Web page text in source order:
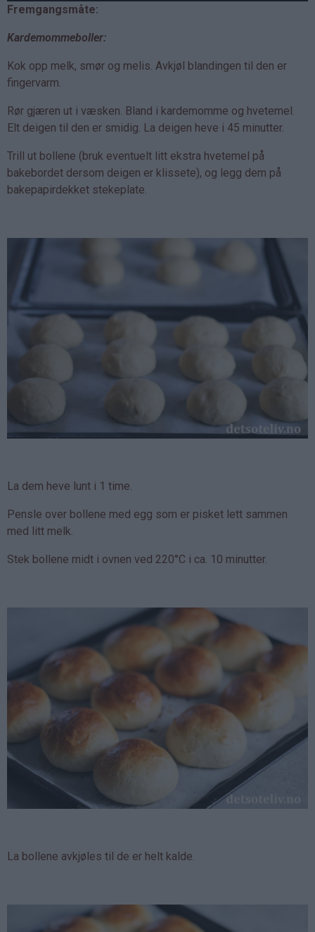
Fremgangsmåte:
Kardemommeboller:
Kok opp melk, smør og melis. Avkjøl blandingen til den er
fingervarm.
Rør gjæren ut i væsken. Bland i kardemomme og hvetemel.
Elt deigen til den er smidig. La deigen heve i 45 minutter.
Trill ut bollene (bruk eventuelt litt ekstra hvetemel på
bakebordet dersom deigen er klissete), og legg dem på
bakepapirdekket stekeplate.
La dem heve lunt i 1 time.
Pensle over bollene med egg som er pisket lett sammen
med litt melk.
Stek bollene midt i ovnen ved 220°C i ca. 10 minutter.
La bollene avkjøles til de er helt kalde.